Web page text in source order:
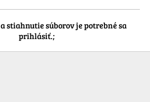
stiahnutie súborov je potrebné sa
prihlásiť.;